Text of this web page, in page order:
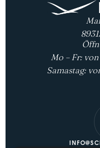
Mo – Fr:
Samastag: